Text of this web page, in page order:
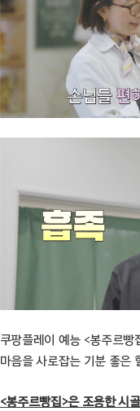
쿠팡플레이 예능 <봉주르빵
마음을 사로잡는 기분 좋은
<봉주르빵집>은 조용한 시